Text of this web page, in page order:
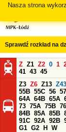
Nasza strona
Sprawdź rozkład na
Z Z1 Z2 0 1
41 43 45
Z3 Z6 Z13 Z43
55B 55C 56 57
64A 64B 65A
73 75A 75B 76
84B 85A 85B
91C 92A 92B
G1 G2 H
W